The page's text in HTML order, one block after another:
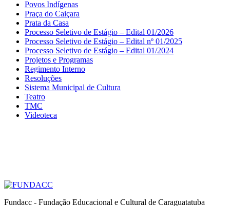
Povos Indígenas
Praça do Caiçara
Prata da Casa
Processo Seletivo de Estágio – Edital 01/2026
Processo Seletivo de Estágio – Edital nº 01/2025
Processo Seletivo de Estágio – Edital 01/2024
Projetos e Programas
Regimento Interno
Resoluções
Sistema Municipal de Cultura
Teatro
TMC
Videoteca
Fundacc - Fundação Educacional e Cultural de Caraguatatuba